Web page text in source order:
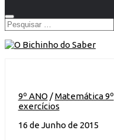
Pesquisar
por:
9º ANO /Matemática 9º
exercícios
16 de Junho de 2015